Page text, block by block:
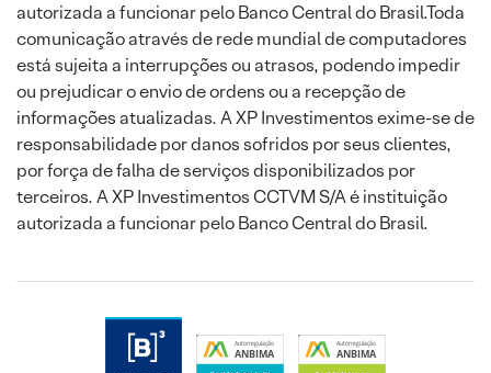
autorizada a funcionar pelo Banco Central do Brasil.Toda
comunicação através de rede mundial de computadores
está sujeita a interrupções ou atrasos, podendo impedir
ou prejudicar o envio de ordens ou a recepção de
informações atualizadas. A XP Investimentos exime-se de
responsabilidade por danos sofridos por seus clientes,
por força de falha de serviços disponibilizados por
terceiros. A XP Investimentos CCTVM S/A é instituição
autorizada a funcionar pelo Banco Central do Brasil.